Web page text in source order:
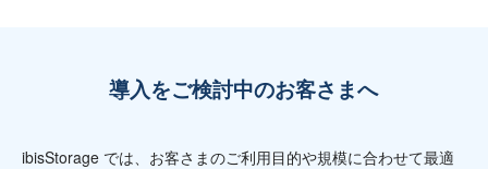
導入をご検討中のお客さまへ
ibisStorage では、お客さまのご利用目的や規模に合わせて最適